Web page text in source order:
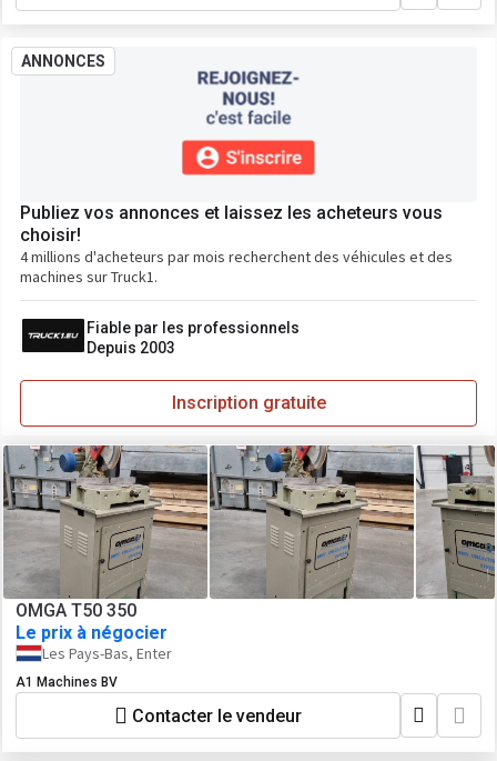
ANNONCES
Publiez vos annonces et laissez les acheteurs vous
choisir!
4 millions d'acheteurs par mois recherchent des véhicules et des
machines sur Truck1.
Fiable par les professionnels
Depuis 2003
Inscription gratuite
OMGA T50 350
Le prix à négocier
Les Pays-Bas, Enter
A1 Machines BV
Contacter le vendeur